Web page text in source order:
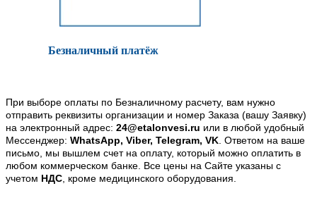
Безналичный платёж
При выборе оплаты по Безналичному расчету, вам нужно
отправить реквизиты организации и номер Заказа (вашу Заявку)
на электронный адрес: 24@etalonvesi.ru или в любой удобный
Мессенджер: WhatsApp, Viber, Telegram, VK. Ответом на ваше
письмо, мы вышлем счет на оплату, который можно оплатить в
любом коммерческом банке. Все цены на Сайте указаны с
учетом НДС, кроме медицинского оборудования.